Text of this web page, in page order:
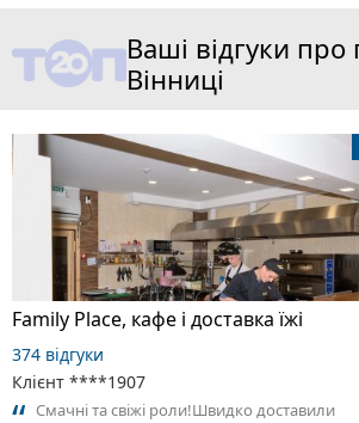
Ваші відгуки про
Вінниці
Family Place, кафе і доставка їжі
374 відгуки
Клієнт ****1907
Смачні та свіжі роли!Швидко доставили